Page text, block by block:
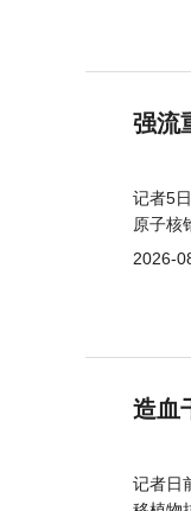
强流
记者5
原子核
2026-
造血
记者日